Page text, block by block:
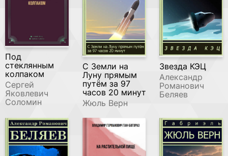
Под
стеклянным
колпаком
Сергей
Яковлевич
Соломин
С Земли на
Луну прямым
путём за 97
часов 20 минут
Жюль Верн
Звезда КЭЦ
Александр
Романович
Беляев